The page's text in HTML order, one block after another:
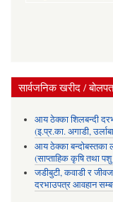
सार्वजनिक खरीद /
आय ठेक्का शिलबन्दी
(इ.प्र.का. अगाडी,
आय ठेक्का बन्दोबस्तका
(साप्ताहिक कृषि तथा पशु
जडीबुटी, कवाडी र
दरभाउपत्र आवहान